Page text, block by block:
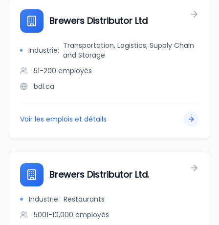
Brewers Distributor Ltd
Industrie: Transportation, Logistics, Supply Chain
and Storage
51-200 employés
bdl.ca
Voir les emplois et détails
Brewers Distributor Ltd.
Industrie: Restaurants
5001-10,000 employés